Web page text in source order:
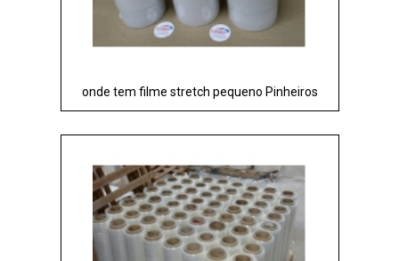
onde tem filme stretch pequeno Pinheiros